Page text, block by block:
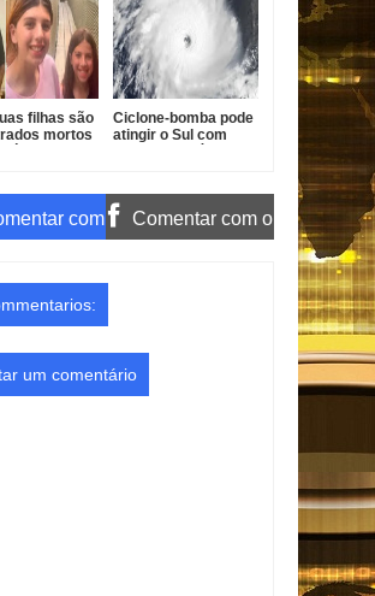
filhas são
mortos
Ciclone-bomba pode
atingir o Sul com
com Comentar com o
um comentário